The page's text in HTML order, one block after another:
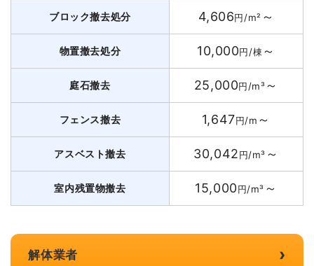
ブロック撤去処分 4,606円/m² ～
物置撤去処分 10,000円/棟～
庭石撤去 25,000円/m³～
フェンス撤去 1,647円/m ～
アスベスト撤去 30,042円/m³ ～
室内残置物撤去 15,000円/m³ ～
解体業者 ›